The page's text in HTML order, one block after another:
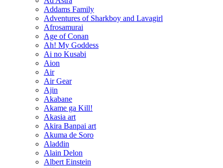
Addams Family
Adventures of Sharkboy and Lavagirl
Afrosamurai
Age of Conan
Ah! My Goddess
Ai no Kusabi
Aion
Air
Air Gear
Ajin
Akabane
Akame ga Kill!
Akasia art
Akira Banpai art
Akuma de Soro
Aladdin
Alain Delon
Albert Einstein